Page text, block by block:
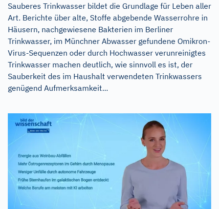
Sauberes Trinkwasser bildet die Grundlage für Leben aller
Art. Berichte über alte, Stoffe abgebende Wasserrohre in
Häusern, nachgewiesene Bakterien im Berliner
Trinkwasser, im Münchner Abwasser gefundene Omikron-
Virus-Sequenzen oder durch Hochwasser verunreinigtes
Trinkwasser machen deutlich, wie sinnvoll es ist, der
Sauberkeit des im Haushalt verwendeten Trinkwassers
genügend Aufmerksamkeit...